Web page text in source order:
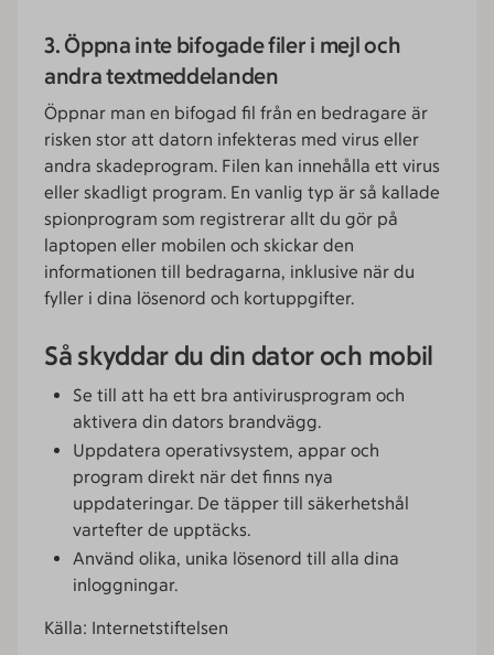
3. Öppna inte bifogade filer i mejl och
andra textmeddelanden
Öppnar man en bifogad fil från en bedragare är
risken stor att datorn infekteras med virus eller
andra skadeprogram. Filen kan innehålla ett virus
eller skadligt program. En vanlig typ är så kallade
spionprogram som registrerar allt du gör på
laptopen eller mobilen och skickar den
informationen till bedragarna, inklusive när du
fyller i dina lösenord och kortuppgifter.
Så skyddar du din dator och mobil
Se till att ha ett bra antivirusprogram och
aktivera din dators brandvägg.
Uppdatera operativsystem, appar och
program direkt när det finns nya
uppdateringar. De täpper till säkerhetshål
vartefter de upptäcks.
Använd olika, unika lösenord till alla dina
inloggningar.
Källa: Internetstiftelsen